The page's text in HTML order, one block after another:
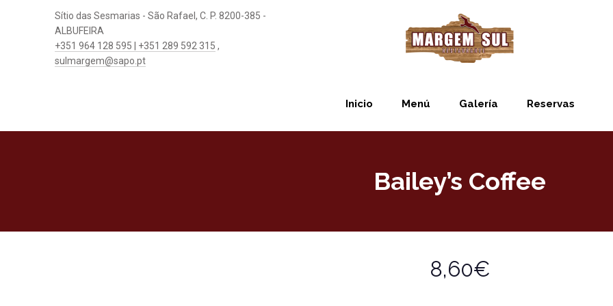
Sítio das Sesmarias - São Rafael, C. P. 8200-385 -
ALBUFEIRA
+351 964 128 595 | +351 289 592 315 ,
sulmargem@sapo.pt
Inicio Menú Galería Reservas
Bailey’s Coffee
8,60€